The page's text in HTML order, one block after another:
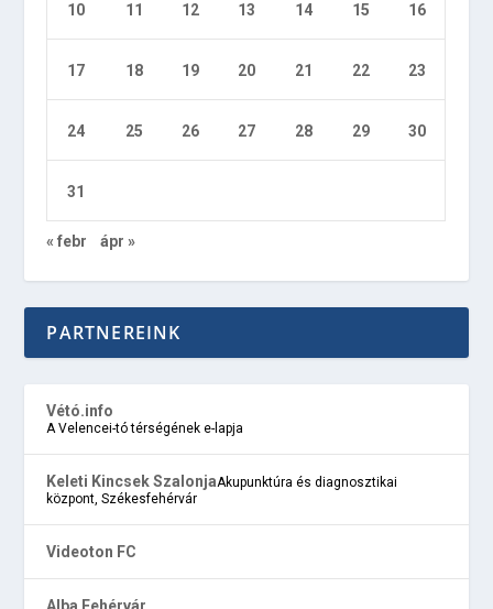
10 11 12 13 14 15 16
17 18 19 20 21 22 23
24 25 26 27 28 29 30
31
« febr ápr »
PARTNEREINK
Vétó.info
A Velencei-tó térségének e-lapja
Keleti Kincsek SzalonjaAkupunktúra és diagnosztikai
központ, Székesfehérvár
Videoton FC
Alba Fehérvár